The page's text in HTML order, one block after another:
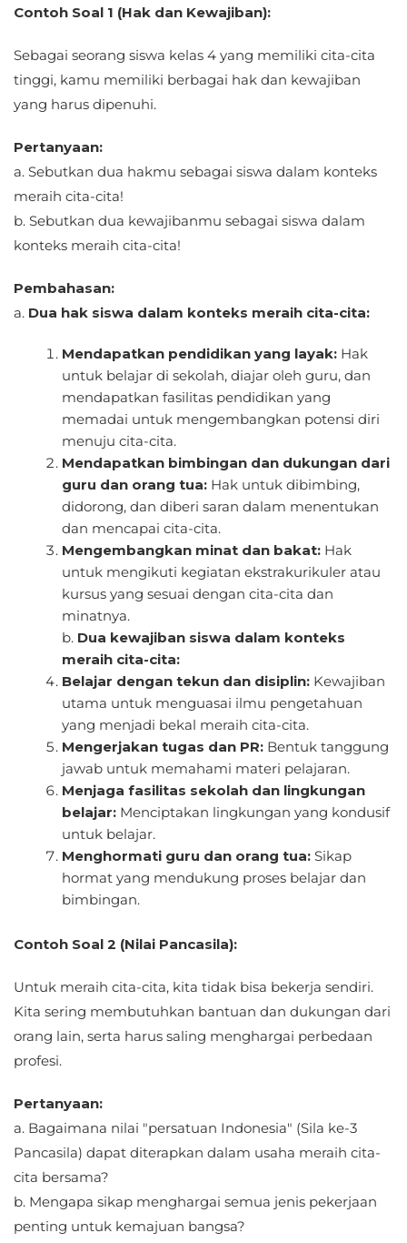
Contoh Soal 1 (Hak dan Kewajiban):
Sebagai seorang siswa kelas 4 yang memiliki cita-cita
tinggi, kamu memiliki berbagai hak dan kewajiban
yang harus dipenuhi.
Pertanyaan:
a. Sebutkan dua hakmu sebagai siswa dalam konteks
meraih cita-cita!
b. Sebutkan dua kewajibanmu sebagai siswa dalam
konteks meraih cita-cita!
Pembahasan:
a. Dua hak siswa dalam konteks meraih cita-cita:
Mendapatkan pendidikan yang layak: Hak
untuk belajar di sekolah, diajar oleh guru, dan
mendapatkan fasilitas pendidikan yang
memadai untuk mengembangkan potensi diri
menuju cita-cita.
Mendapatkan bimbingan dan dukungan dari
guru dan orang tua: Hak untuk dibimbing,
didorong, dan diberi saran dalam menentukan
dan mencapai cita-cita.
Mengembangkan minat dan bakat: Hak
untuk mengikuti kegiatan ekstrakurikuler atau
kursus yang sesuai dengan cita-cita dan
minatnya.
b. Dua kewajiban siswa dalam konteks
meraih cita-cita:
Belajar dengan tekun dan disiplin: Kewajiban
utama untuk menguasai ilmu pengetahuan
yang menjadi bekal meraih cita-cita.
Mengerjakan tugas dan PR: Bentuk tanggung
jawab untuk memahami materi pelajaran.
Menjaga fasilitas sekolah dan lingkungan
belajar: Menciptakan lingkungan yang kondusif
untuk belajar.
Menghormati guru dan orang tua: Sikap
hormat yang mendukung proses belajar dan
bimbingan.
Contoh Soal 2 (Nilai Pancasila):
Untuk meraih cita-cita, kita tidak bisa bekerja sendiri.
Kita sering membutuhkan bantuan dan dukungan dari
orang lain, serta harus saling menghargai perbedaan
profesi.
Pertanyaan:
a. Bagaimana nilai "persatuan Indonesia" (Sila ke-3
Pancasila) dapat diterapkan dalam usaha meraih cita-
cita bersama?
b. Mengapa sikap menghargai semua jenis pekerjaan
penting untuk kemajuan bangsa?